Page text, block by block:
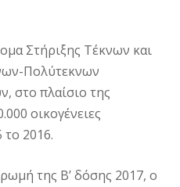
Στήριξης Τέκνων και
Πολύτεκνων
στο πλαίσιο της
οικογένειες
το 2016.
της Β’ δόσης 2017, ο